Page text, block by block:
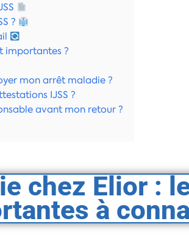
?
importantes ?
mon arrêt maladie ?
IJSS ?
avant mon retour ?
chez Elior :
à